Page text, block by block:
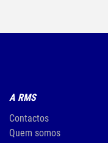
A RMS
Contactos
Quem somos